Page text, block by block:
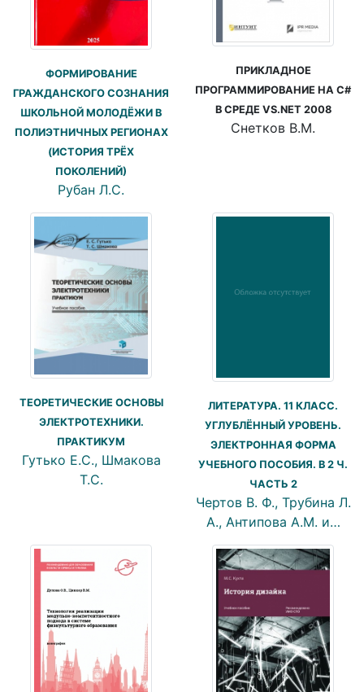
ФОРМИРОВАНИЕ
ГРАЖДАНСКОГО СОЗНАНИЯ
ШКОЛЬНОЙ МОЛОДЁЖИ В
ПОЛИЭТНИЧНЫХ РЕГИОНАХ
(ИСТОРИЯ ТРЁХ
ПОКОЛЕНИЙ)
Рубан Л.С.
ПРИКЛАДНОЕ
ПРОГРАММИРОВАНИЕ НА C#
В СРЕДЕ VS.NET 2008
Снетков В.М.
ТЕОРЕТИЧЕСКИЕ ОСНОВЫ
ЭЛЕКТРОТЕХНИКИ.
ПРАКТИКУМ
Гутько Е.С., Шмакова
Т.С.
ЛИТЕРАТУРА. 11 КЛАСС.
УГЛУБЛЁННЫЙ УРОВЕНЬ.
ЭЛЕКТРОННАЯ ФОРМА
УЧЕБНОГО ПОСОБИЯ. В 2 Ч.
ЧАСТЬ 2
Чертов В. Ф., Трубина Л.
А., Антипова А.М. и…